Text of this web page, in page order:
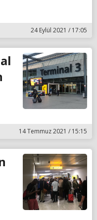
24 Eylül 2021 / 17:05
14 Temmuz 2021 / 15:15